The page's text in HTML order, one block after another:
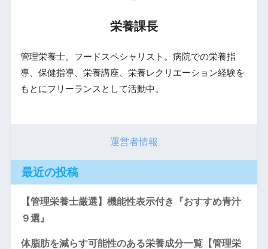
栄養課長
管理栄養士。フードスペシャリスト。病院での栄養指
導、保健指導、栄養講座、栄養レクリエーション経験を
もとにフリーランスとして活動中。
運営者情報
最近の投稿
【管理栄養士厳選】機能性表示付き『おすすめ青汁
９選』
体脂肪を減らす可能性のある栄養成分一覧【管理栄